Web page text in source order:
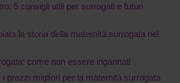
5 consigli utili per surrogati e futuri
la storia della maternità surrogata nel
come non essere ingannati
prezzi migliori per la maternità surrogata